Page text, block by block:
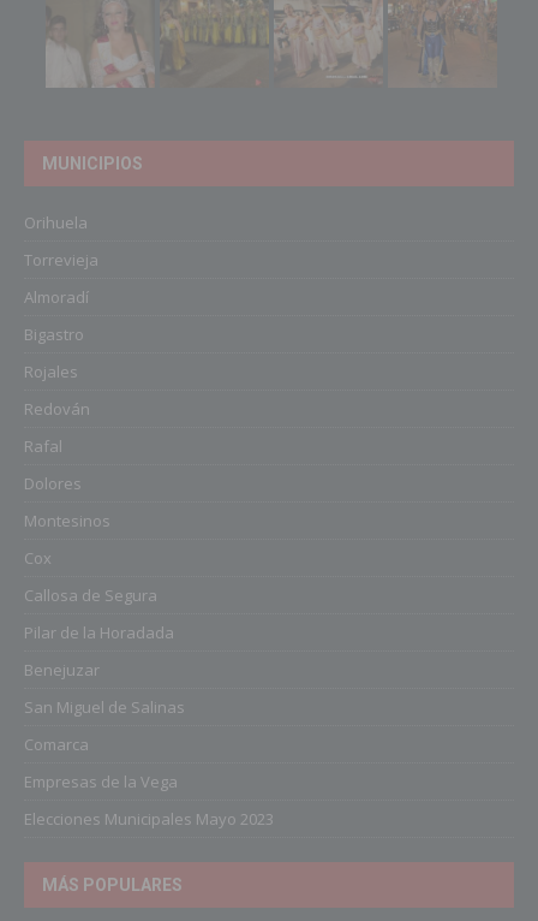
MUNICIPIOS
Orihuela
Torrevieja
Almoradí
Bigastro
Rojales
Redován
Rafal
Dolores
Montesinos
Cox
Callosa de Segura
Pilar de la Horadada
Benejuzar
San Miguel de Salinas
Comarca
Empresas de la Vega
Elecciones Municipales Mayo 2023
MÁS POPULARES